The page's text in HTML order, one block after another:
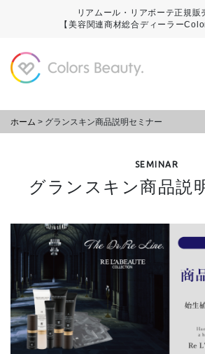
リアムール・リアボーテ正規販
【美容関連商材総合ディーラー
ホーム > グランスキン商品説明セミナー
SEMINAR
グランスキン商品説